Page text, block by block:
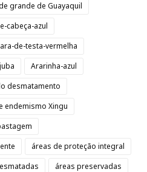
grande de Guayaquil
cabeça-azul
de-testa-vermelha
Ararinha-azul
desmatamento
endemismo Xingu
áreas de proteção integral
áreas preservadas